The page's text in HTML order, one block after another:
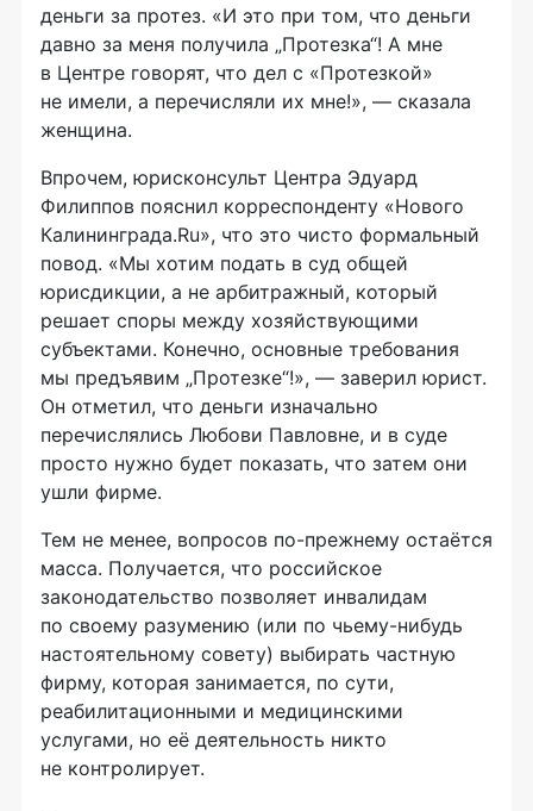
деньги за протез. «И это при том, что деньги
давно за меня получила „Протезка“! А мне
в Центре говорят, что дел с «Протезкой»
не имели, а перечисляли их мне!», — сказала
женщина.
Впрочем, юрисконсульт Центра Эдуард
Филиппов пояснил корреспонденту «Нового
Калининграда.Ru», что это чисто формальный
повод. «Мы хотим подать в суд общей
юрисдикции, а не арбитражный, который
решает споры между хозяйствующими
субъектами. Конечно, основные требования
мы предъявим „Протезке“!», — заверил юрист.
Он отметил, что деньги изначально
перечислялись Любови Павловне, и в суде
просто нужно будет показать, что затем они
ушли фирме.
Тем не менее, вопросов по-прежнему остаётся
масса. Получается, что российское
законодательство позволяет инвалидам
по своему разумению (или по чьему-нибудь
настоятельному совету) выбирать частную
фирму, которая занимается, по сути,
реабилитационными и медицинскими
услугами, но её деятельность никто
не контролирует.